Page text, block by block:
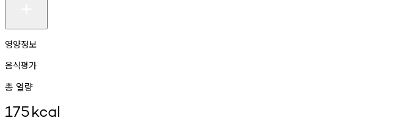
영양정보
음식평가
총 열량
175kcal